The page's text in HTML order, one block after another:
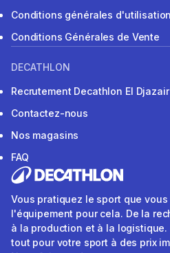
Conditions générales d'utilisation
Conditions Générales de Vente
DECATHLON
Recrutement Decathlon El Djazair
Contactez-nous
Nos magasins
FAQ
Vous pratiquez le sport que
l'équipement pour cela. De la
à la production et à la
tout pour votre sport à des prix